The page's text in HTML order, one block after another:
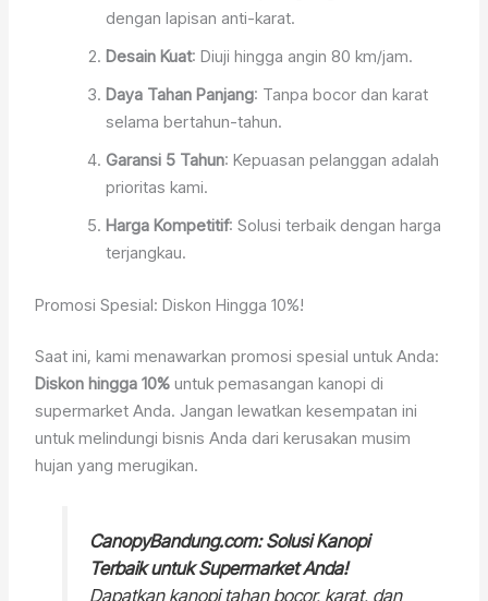
dengan lapisan anti-karat.
Desain Kuat: Diuji hingga angin 80 km/jam.
Daya Tahan Panjang: Tanpa bocor dan karat
selama bertahun-tahun.
Garansi 5 Tahun: Kepuasan pelanggan adalah
prioritas kami.
Harga Kompetitif: Solusi terbaik dengan harga
terjangkau.
Promosi Spesial: Diskon Hingga 10%!
Saat ini, kami menawarkan promosi spesial untuk Anda:
Diskon hingga 10% untuk pemasangan kanopi di
supermarket Anda. Jangan lewatkan kesempatan ini
untuk melindungi bisnis Anda dari kerusakan musim
hujan yang merugikan.
CanopyBandung.com: Solusi Kanopi
Terbaik untuk Supermarket Anda!
Dapatkan kanopi tahan bocor, karat, dan